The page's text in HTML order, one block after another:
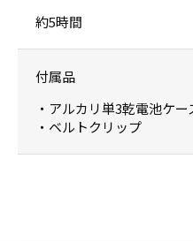
約5時間
付属品
・アルカリ単3乾電池ケー
・ベルトクリップ